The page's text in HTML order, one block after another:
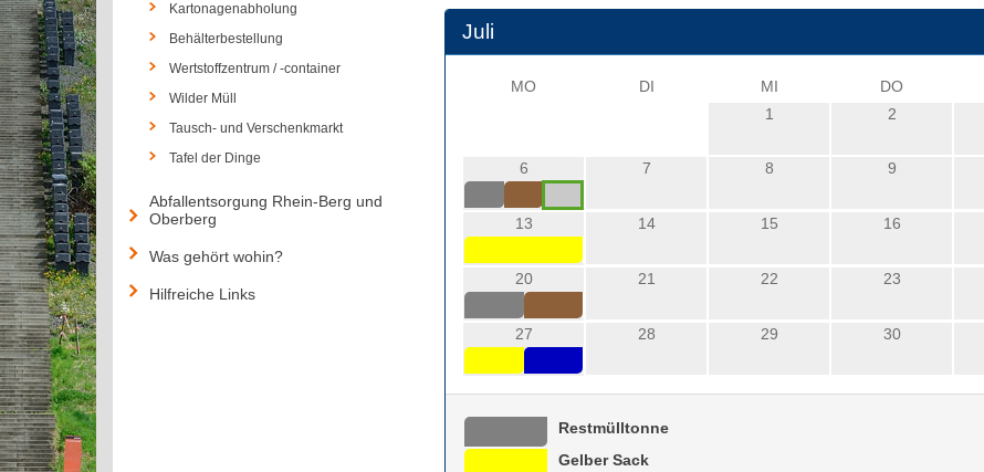
Juli
MO DI MI DO
1
2
6 7 8 9
13 14 15 16
20 21 22 23
27 28 29 30
Restmülltonne
Gelber Sack
Kartonagenabholung
Behälterbestellung
Wertstoffzentrum / -container
Wilder Müll
Tausch- und Verschenkmarkt
Tafel der Dinge
Abfallentsorgung Rhein-Berg und
Oberberg
Was gehört wohin?
Hilfreiche Links